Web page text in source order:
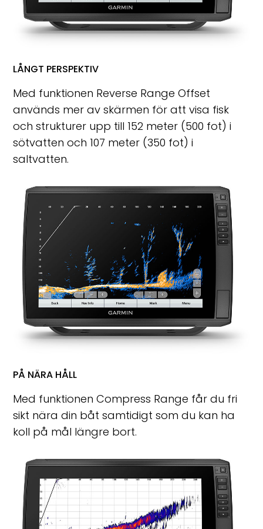
LÅNGT PERSPEKTIV
Med funktionen Reverse Range Offset
används mer av skärmen för att visa fisk
och strukturer upp till 152 meter (500 fot) i
sötvatten och 107 meter (350 fot) i
saltvatten.
PÅ NÄRA HÅLL
Med funktionen Compress Range får du fri
sikt nära din båt samtidigt som du kan ha
koll på mål längre bort.